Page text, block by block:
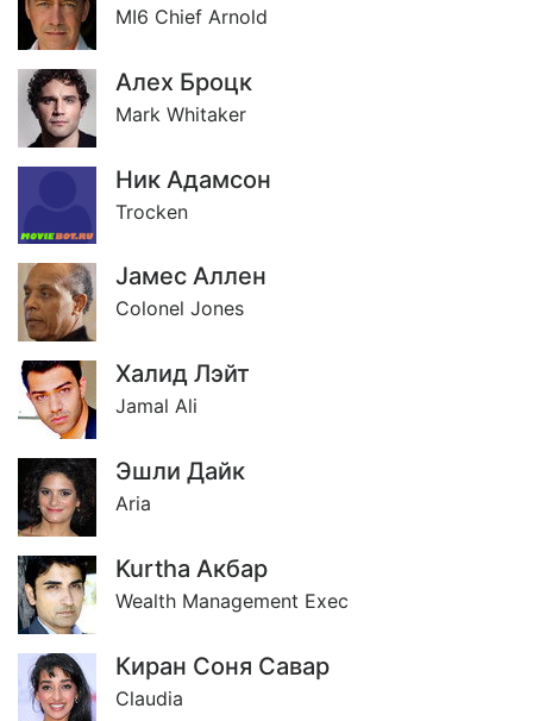
MI6 Chief Arnold
Алеx Броцк
Mark Whitaker
Ник Адамсон
Trocken
Jамес Аллен
Colonel Jones
Халид Лэйт
Jamal Ali
Эшли Дайк
Aria
Kurtha Акбар
Wealth Management Exec
Киран Соня Савар
Claudia